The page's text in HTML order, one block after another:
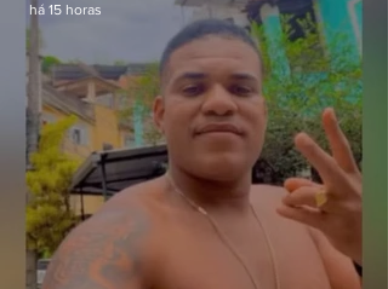
há 15 horas